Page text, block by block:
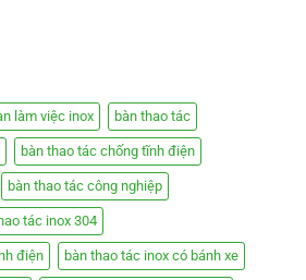
làm việc inox bàn thao tác
bàn thao tác chống tĩnh điện
bàn thao tác công nghiệp
tác inox 304
điện bàn thao tác inox có bánh xe